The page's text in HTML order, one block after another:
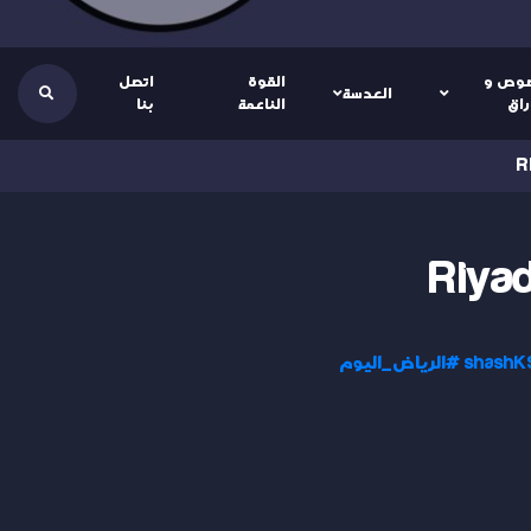
و
العدسة
القوة
الناعمة
اتصل
بنا
#الرياض_اليوم